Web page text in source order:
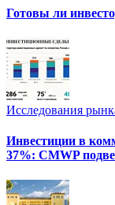
Готовы ли
Исследования
Инвестиции в
37%: CMWP